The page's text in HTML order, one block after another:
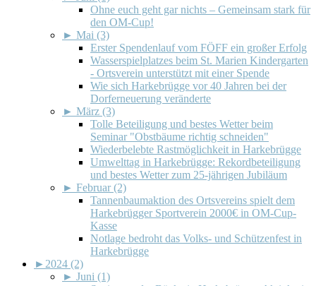
Ohne euch geht gar nichts – Gemeinsam stark für
den OM-Cup!
► Mai (3)
Erster Spendenlauf vom FÖFF ein großer Erfolg
Wasserspielplatzes beim St. Marien Kindergarten
- Ortsverein unterstützt mit einer Spende
Wie sich Harkebrügge vor 40 Jahren bei der
Dorferneuerung veränderte
► März (3)
Tolle Beteiligung und bestes Wetter beim
Seminar "Obstbäume richtig schneiden"
Wiederbelebte Rastmöglichkeit in Harkebrügge
Umwelttag in Harkebrügge: Rekordbeteiligung
und bestes Wetter zum 25-jährigen Jubiläum
► Februar (2)
Tannenbaumaktion des Ortsvereins spielt dem
Harkebrügger Sportverein 2000€ in OM-Cup-
Kasse
Notlage bedroht das Volks- und Schützenfest in
Harkebrügge
► 2024 (2)
► Juni (1)